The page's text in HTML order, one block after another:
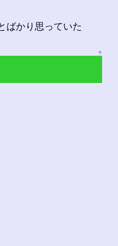
かり思っていた
↑